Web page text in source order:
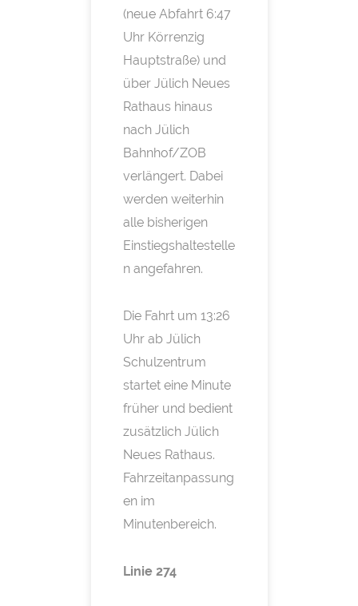
(neue Abfahrt 6:47
Uhr Körrenzig
Hauptstraße) und
über Jülich Neues
Rathaus hinaus
nach Jülich
Bahnhof/ZOB
verlängert. Dabei
werden weiterhin
alle bisherigen
Einstiegshaltestelle
n angefahren.
Die Fahrt um 13:26
Uhr ab Jülich
Schulzentrum
startet eine Minute
früher und bedient
zusätzlich Jülich
Neues Rathaus.
Fahrzeitanpassung
en im
Minutenbereich.
Linie 274